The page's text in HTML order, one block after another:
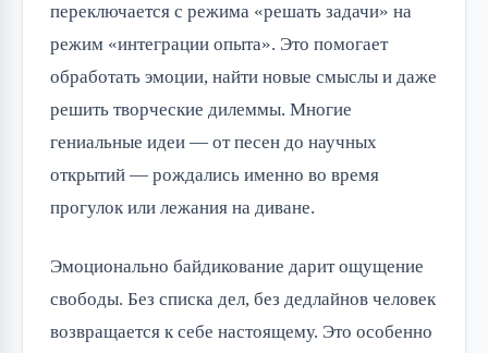
переключается с режима «решать задачи» на
режим «интеграции опыта». Это помогает
обработать эмоции, найти новые смыслы и даже
решить творческие дилеммы. Многие
гениальные идеи — от песен до научных
открытий — рождались именно во время
прогулок или лежания на диване.
Эмоционально байдикование дарит ощущение
свободы. Без списка дел, без дедлайнов человек
возвращается к себе настоящему. Это особенно